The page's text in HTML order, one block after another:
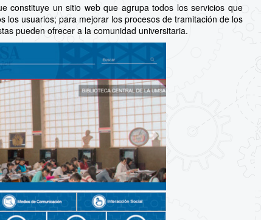
constituye un sitio web que agrupa todos los servicios que
los usuarios; para mejorar los procesos de tramitación de los
pueden ofrecer a la comunidad universitaria.